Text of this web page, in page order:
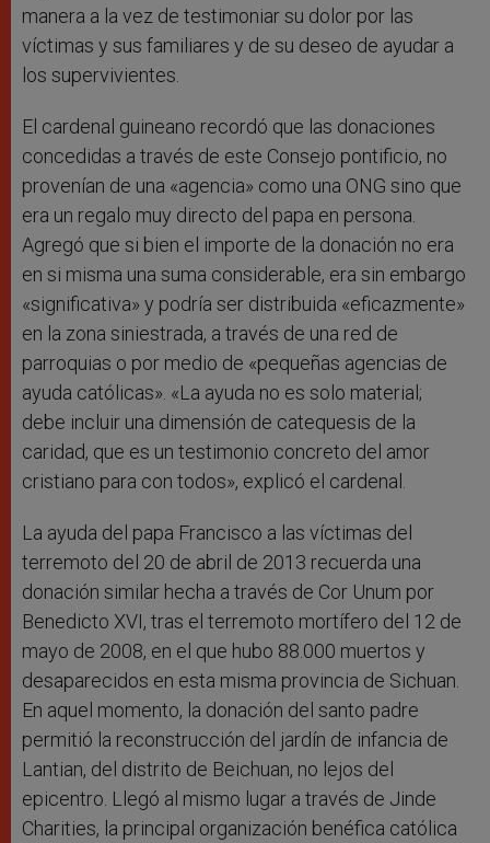
manera a la vez de testimoniar su dolor por las
víctimas y sus familiares y de su deseo de ayudar a
los supervivientes.
El cardenal guineano recordó que las donaciones
concedidas a través de este Consejo pontificio, no
provenían de una «agencia» como una ONG sino que
era un regalo muy directo del papa en persona.
Agregó que si bien el importe de la donación no era
en si misma una suma considerable, era sin embargo
«significativa» y podría ser distribuida «eficazmente»
en la zona siniestrada, a través de una red de
parroquias o por medio de «pequeñas agencias de
ayuda católicas». «La ayuda no es solo material;
debe incluir una dimensión de catequesis de la
caridad, que es un testimonio concreto del amor
cristiano para con todos», explicó el cardenal.
La ayuda del papa Francisco a las víctimas del
terremoto del 20 de abril de 2013 recuerda una
donación similar hecha a través de Cor Unum por
Benedicto XVI, tras el terremoto mortífero del 12 de
mayo de 2008, en el que hubo 88.000 muertos y
desaparecidos en esta misma provincia de Sichuan.
En aquel momento, la donación del santo padre
permitió la reconstrucción del jardín de infancia de
Lantian, del distrito de Beichuan, no lejos del
epicentro. Llegó al mismo lugar a través de Jinde
Charities, la principal organización benéfica católica